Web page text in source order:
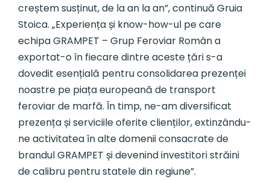
creștem susținut, de la an la an”, continuă Gruia
Stoica. „Experiența și know-how-ul pe care
echipa GRAMPET – Grup Feroviar Român a
exportat-o în fiecare dintre aceste țări s-a
dovedit esențială pentru consolidarea prezenței
noastre pe piața europeană de transport
feroviar de marfă. În timp, ne-am diversificat
prezența și serviciile oferite clienților, extinzându-
ne activitatea în alte domenii consacrate de
brandul GRAMPET și devenind investitori străini
de calibru pentru statele din regiune”.